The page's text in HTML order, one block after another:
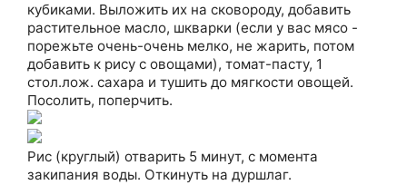
кубиками. Выложить их на сковороду, добавить
растительное масло, шкварки (если у вас мясо -
порежьте очень-очень мелко, не жарить, потом
добавить к рису с овощами), томат-пасту, 1
стол.лож. сахара и тушить до мягкости овощей.
Посолить, поперчить.
Рис (круглый) отварить 5 минут, с момента
закипания воды. Откинуть на дуршлаг.